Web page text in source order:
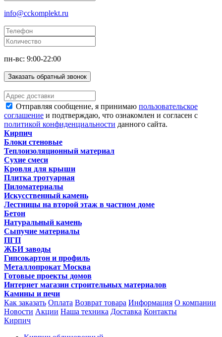
info@cckomplekt.ru
пн-вс: 9:00-22:00
Заказать обратный звонок
Отправляя сообщение, я принимаю пользовательское
соглашение и подтверждаю, что ознакомлен и согласен с
политикой конфиденциальности данного сайта.
Кирпич
Блоки стеновые
Теплоизоляционный материал
Сухие смеси
Кровля для крыши
Плитка тротуарная
Пиломатериалы
Искусственный камень
Лестницы на второй этаж в частном доме
Бетон
Натуральный камень
Сыпучие материалы
ПГП
ЖБИ заводы
Гипсокартон и профиль
Металлопрокат Москва
Готовые проекты домов
Интернет магазин строительных материалов
Камины и печи
Как заказать Оплата Возврат товара Информация О компании
Новости Акции Наша техника Доставка Контакты
Кирпич